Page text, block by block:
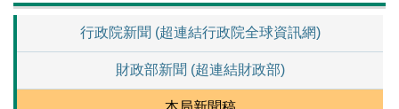
行政院新聞 (超連結行政院全球資訊網)
財政部新聞 (超連結財政部)